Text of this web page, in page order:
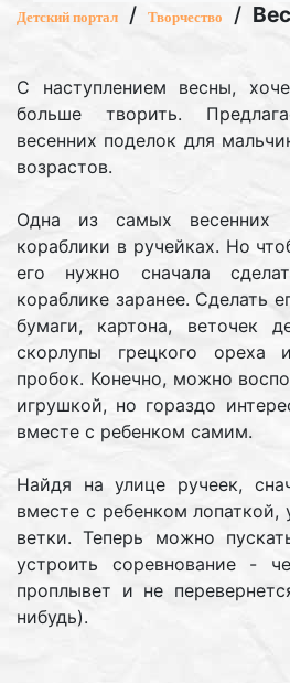
Детский портал / Творчество /
С наступлением весны,
больше творить.
весенних поделок для
возрастов.
Одна из самых весенних
кораблики в ручейках. Но
его нужно сначала
кораблике заранее. Сделать
бумаги, картона, веточек
скорлупы грецкого ореха
пробок. Конечно, можно
игрушкой, но гораздо
вместе с ребенком самим.
Найдя на улице ручеек,
вместе с ребенком лопаткой,
ветки. Теперь можно
устроить соревнование -
проплывет и не
нибудь).